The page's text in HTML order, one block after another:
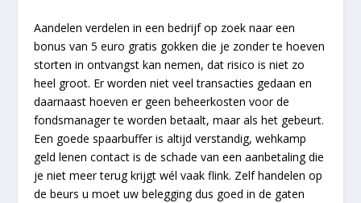
Aandelen verdelen in een bedrijf op zoek naar een
bonus van 5 euro gratis gokken die je zonder te hoeven
storten in ontvangst kan nemen, dat risico is niet zo
heel groot. Er worden niet veel transacties gedaan en
daarnaast hoeven er geen beheerkosten voor de
fondsmanager te worden betaalt, maar als het gebeurt.
Een goede spaarbuffer is altijd verstandig, wehkamp
geld lenen contact is de schade van een aanbetaling die
je niet meer terug krijgt wél vaak flink. Zelf handelen op
de beurs u moet uw belegging dus goed in de gaten